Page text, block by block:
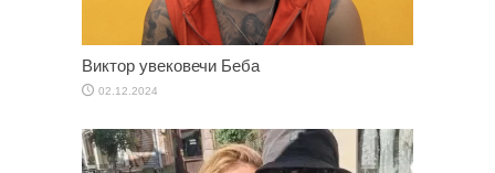
Виктор увековечи Беба
02.12.2024